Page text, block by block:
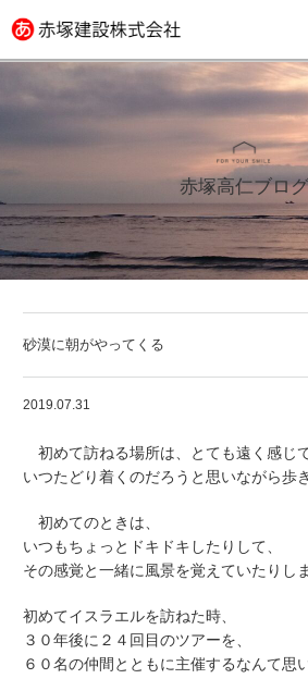
赤塚高仁ブログ
砂漠に朝がやってくる
2019.07.31
初めて訪ねる場所は、とても遠く感じて
いつたどり着くのだろうと思いながら歩
初めてのときは、
いつもちょっとドキドキしたりして、
その感覚と一緒に風景を覚えていたりしま
初めてイスラエルを訪ねた時、
３０年後に２４回目のツアーを、
６０名の仲間とともに主催するなんて思